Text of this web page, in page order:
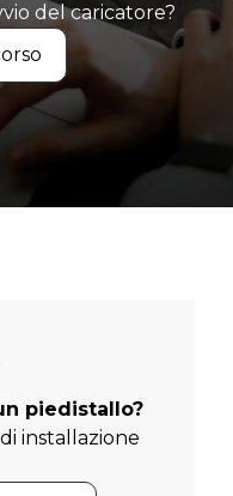
del caricatore?
piedistallo?
installazione